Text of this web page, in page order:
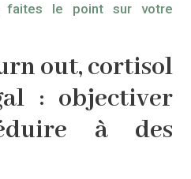
faites le point sur votre
out, cortisol
: objectiver
à des